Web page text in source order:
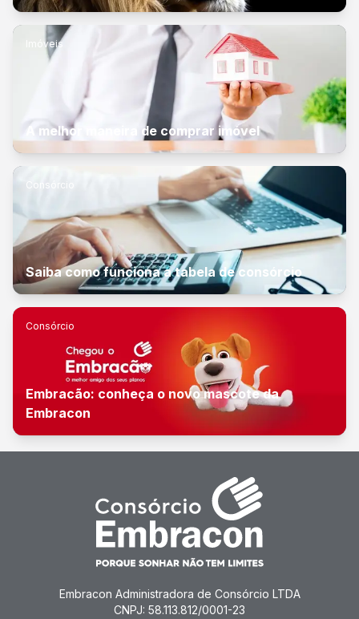
Imóveis
A melhor maneira de comprar imóvel
Consórcio
Saiba como funciona a tabela de consórcio
Consórcio
Embracão: conheça o novo mascote da
Embracon
Embracon Administradora de Consórcio LTDA
CNPJ: 58.113.812/0001-23